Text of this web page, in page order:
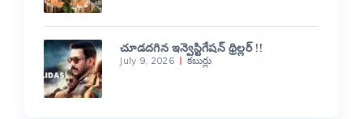
చూడదగిన ఇన్వెస్టిగేషన్ థ్రిల్లర్ !!
July 9, 2026 కబుర్లు